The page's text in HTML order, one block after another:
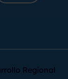
Regional